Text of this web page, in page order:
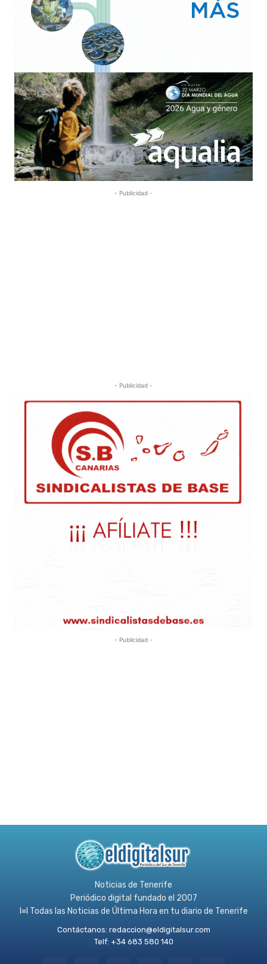
- Publicidad -
- Publicidad -
- Publicidad -
Noticias de Tenerife
Periódico digital fundado el 2007
l≡l Todas las Noticias de Última Hora en tu diario de Tenerife
Contáctanos: redaccion@eldigitalsur.com
Telf: +34 683 580 140